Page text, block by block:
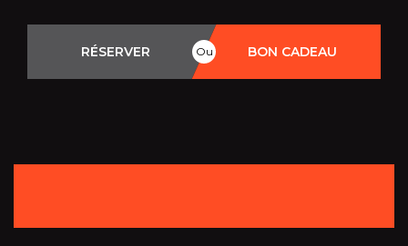
RÉSERVER BON CADEAU
Ou